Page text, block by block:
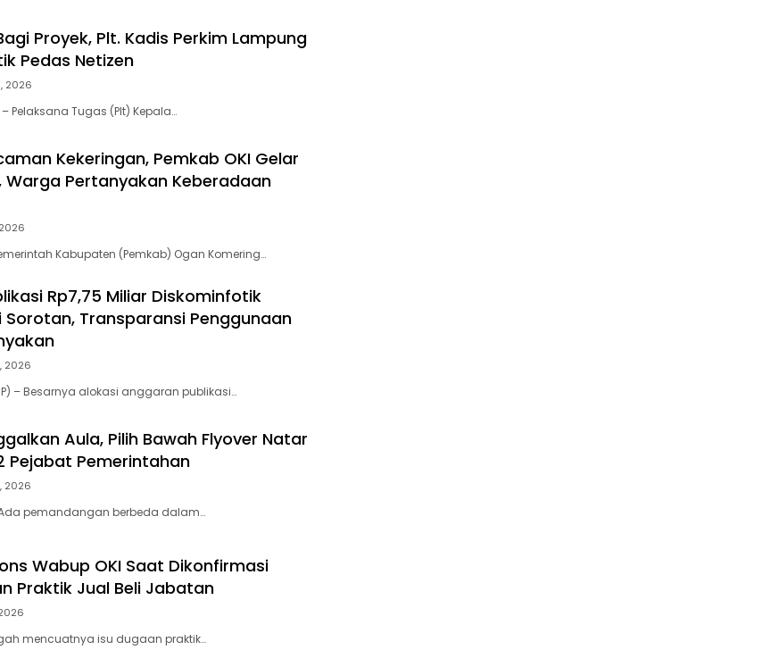
Proyek, Plt. Kadis Perkim Lampung
Pedas Netizen
2026
– Pelaksana Tugas (Plt) Kepala…
Kekeringan, Pemkab OKI Gelar
Warga Pertanyakan Keberadaan
Kabupaten (Pemkab) Ogan Komering…
Rp7,75 Miliar Diskominfotik
Sorotan, Transparansi Penggunaan
2026
– Besarnya alokasi anggaran publikasi…
Aula, Pilih Bawah Flyover Natar
Pejabat Pemerintahan
2026
Ada pemandangan berbeda dalam…
Wabup OKI Saat Dikonfirmasi
Praktik Jual Beli Jabatan
mencuatnya isu dugaan praktik…